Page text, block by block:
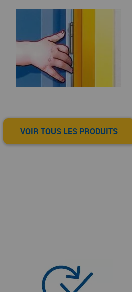
VOIR TOUS LES PRODUITS